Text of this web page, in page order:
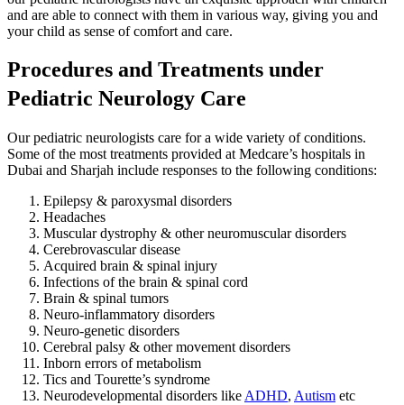
and are able to connect with them in various way, giving you and
your child as sense of comfort and care.
Procedures and Treatments under
Pediatric Neurology Care
Our pediatric neurologists care for a wide variety of conditions.
Some of the most treatments provided at Medcare’s hospitals in
Dubai and Sharjah include responses to the following conditions:
Epilepsy & paroxysmal disorders
Headaches
Muscular dystrophy & other neuromuscular disorders
Cerebrovascular disease
Acquired brain & spinal injury
Infections of the brain & spinal cord
Brain & spinal tumors
Neuro-inflammatory disorders
Neuro-genetic disorders
Cerebral palsy & other movement disorders
Inborn errors of metabolism
Tics and Tourette’s syndrome
Neurodevelopmental disorders like ADHD, Autism etc